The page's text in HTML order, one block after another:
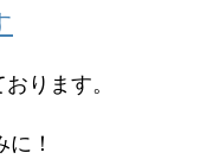
ります。
！